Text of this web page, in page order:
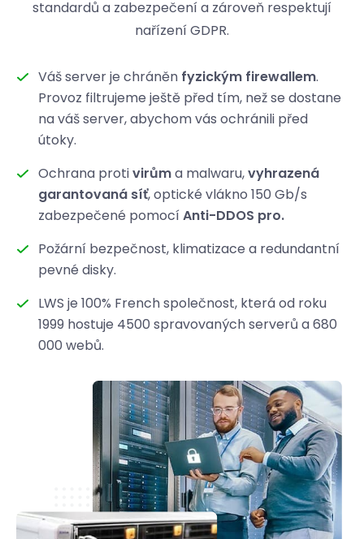
standardů a zabezpečení a zároveň respektují
nařízení GDPR.
Váš server je chráněn fyzickým firewallem.
Provoz filtrujeme ještě před tím, než se dostane
na váš server, abychom vás ochránili před
útoky.
Ochrana protivirůma malwaru,vyhrazená
garantovaná síť, optické vlákno 150 Gb/s
zabezpečené pomocíAnti-DDOS pro.
Požární bezpečnost, klimatizace a redundantní
pevné disky.
LWS je 100% French společnost, která od roku
1999 hostuje 4500 spravovaných serverů a 680
000 webů.